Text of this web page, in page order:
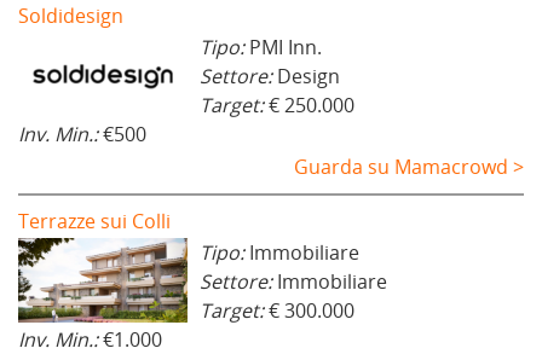
Soldidesign
Tipo:PMI Inn.
Settore:Design
Target:€ 250.000
Inv. Min.:€500
Guarda su Mamacrowd >
Terrazze sui Colli
Tipo:Immobiliare
Settore:Immobiliare
Target:€ 300.000
Inv. Min.:€1.000